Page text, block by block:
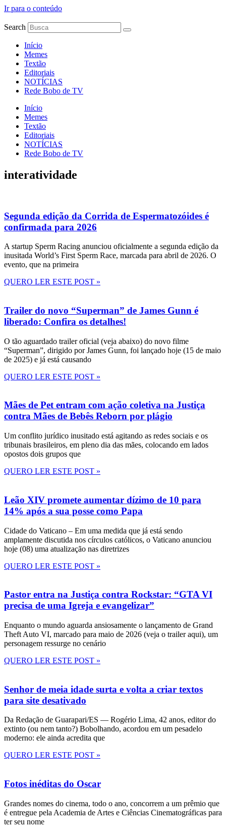
Ir para o conteúdo
Search
Início
Memes
Textão
Editoriais
NOTÍCIAS
Rede Bobo de TV
Início
Memes
Textão
Editoriais
NOTÍCIAS
Rede Bobo de TV
interatividade
Segunda edição da Corrida de Espermatozóides é
confirmada para 2026
A startup Sperm Racing anunciou oficialmente a segunda edição da
inusitada World’s First Sperm Race, marcada para abril de 2026. O
evento, que na primeira
QUERO LER ESTE POST »
Trailer do novo “Superman” de James Gunn é
liberado: Confira os detalhes!
O tão aguardado trailer oficial (veja abaixo) do novo filme
“Superman”, dirigido por James Gunn, foi lançado hoje (15 de maio
de 2025) e já está causando
QUERO LER ESTE POST »
Mães de Pet entram com ação coletiva na Justiça
contra Mães de Bebês Reborn por plágio
Um conflito jurídico inusitado está agitando as redes sociais e os
tribunais brasileiros, em pleno dia das mães, colocando em lados
opostos dois grupos que
QUERO LER ESTE POST »
Leão XIV promete aumentar dízimo de 10 para
14% após a sua posse como Papa
Cidade do Vaticano – Em uma medida que já está sendo
amplamente discutida nos círculos católicos, o Vaticano anunciou
hoje (08) uma atualização nas diretrizes
QUERO LER ESTE POST »
Pastor entra na Justiça contra Rockstar: “GTA VI
precisa de uma Igreja e evangelizar”
Enquanto o mundo aguarda ansiosamente o lançamento de Grand
Theft Auto VI, marcado para maio de 2026 (veja o trailer aqui), um
personagem ressurge no cenário
QUERO LER ESTE POST »
Senhor de meia idade surta e volta a criar textos
para site desativado
Da Redação de Guarapari/ES — Rogério Lima, 42 anos, editor do
extinto (ou nem tanto?) Bobolhando, acordou em um pesadelo
moderno: ele ainda acredita que
QUERO LER ESTE POST »
Fotos inéditas do Oscar
Grandes nomes do cinema, todo o ano, concorrem a um prêmio que
é entregue pela Academia de Artes e Ciências Cinematográficas para
ter seu nome